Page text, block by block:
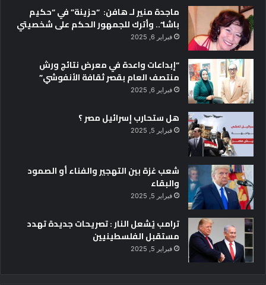
ماجدة منير لـ هافن: “حزينة” في “حكيم
باشا”.. وأترك للجمهور الحكم على شخصيتي
فبراير 6, 2025
“إبداعات واعدة في معرض نتائج ورش
منتصف العام بقصر ثقافة الأنفوشي”
فبراير 6, 2025
هل ستحارب إسرائيل مصر ؟
فبراير 5, 2025
شعب غزة بين التهجير والفناء أو الصمود
والبقاء
فبراير 5, 2025
ترامب يُشعل النار : تصريحات جديدة تهدد
مستقبل الفلسطينيين
فبراير 5, 2025